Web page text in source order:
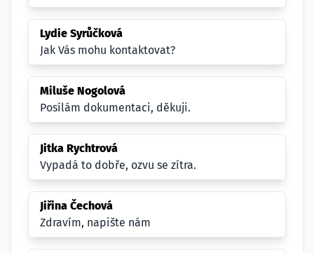
Lydie Syrůčková
Jak Vás mohu kontaktovat?
Miluše Nogolová
Posílám dokumentaci, děkuji.
Jitka Rychtrová
Vypadá to dobře, ozvu se zítra.
Jiřina Čechová
Zdravím, napište nám